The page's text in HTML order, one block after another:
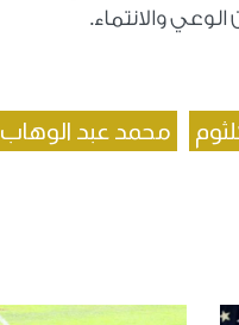
والانتماء.
محمد عبد الوهاب